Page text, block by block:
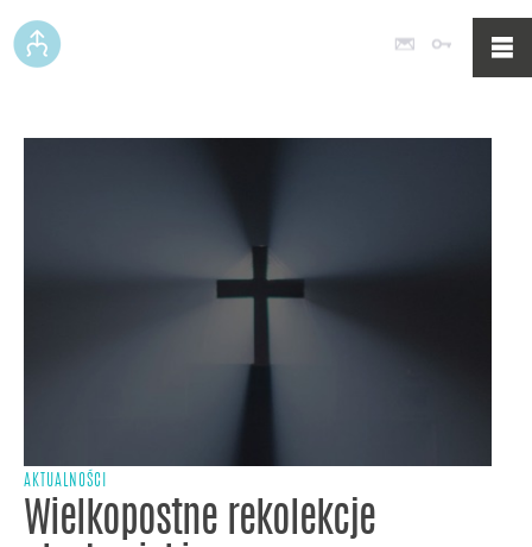
Poczta
AKTUALNOŚCI
Wielkopostne rekolekcje